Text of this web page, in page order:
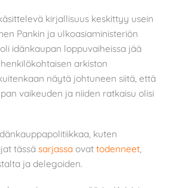
kirjallisuus keskittyy usein
Pankin ja ulkoasiaministeriön
idänkaupan loppuvaiheissa jää
arkiston
näytä johtuneen siitä, että
vaikeuden ja niiden ratkaisu olisi
kuten
tässä sarjassa ovat todenneet,
ja delegoiden.